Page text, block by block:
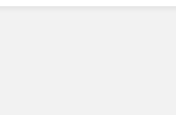
cách phanh nhờ vào hợp chất